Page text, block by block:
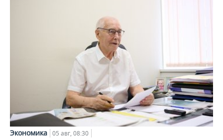
Экономика 05 авг, 08:30